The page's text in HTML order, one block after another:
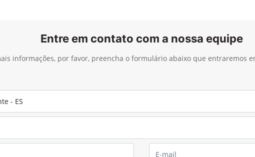
Entre em contato com a nossa equipe
informações, por favor, preencha o formulário abaixo que entraremos